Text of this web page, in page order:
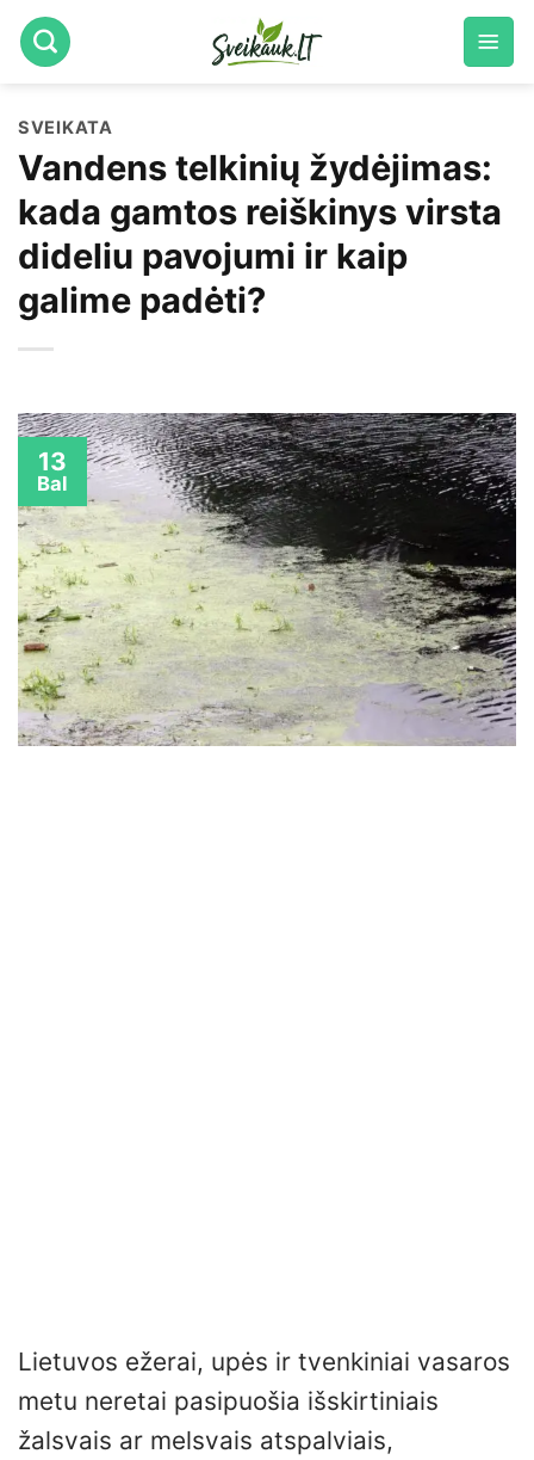
Skip
to
SVEIKATA
Vandens telkinių žydėjimas:
kada gamtos reiškinys virsta
dideliu pavojumi ir kaip
galime padėti?
13
Bal
Lietuvos ežerai, upės ir tvenkiniai vasaros
metu neretai pasipuošia išskirtiniais
žalsvais ar melsvais atspalviais,